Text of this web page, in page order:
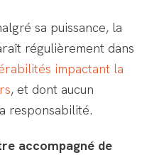
sa puissance, la
régulièrement dans
impactant la
, et dont aucun
responsabilité.
accompagné de